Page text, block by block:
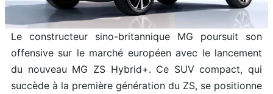
Le constructeur sino-britannique MG poursuit son
offensive sur le marché européen avec le lancement
du nouveau MG ZS Hybrid+. Ce SUV compact, qui
succède à la première génération du ZS, se positionne